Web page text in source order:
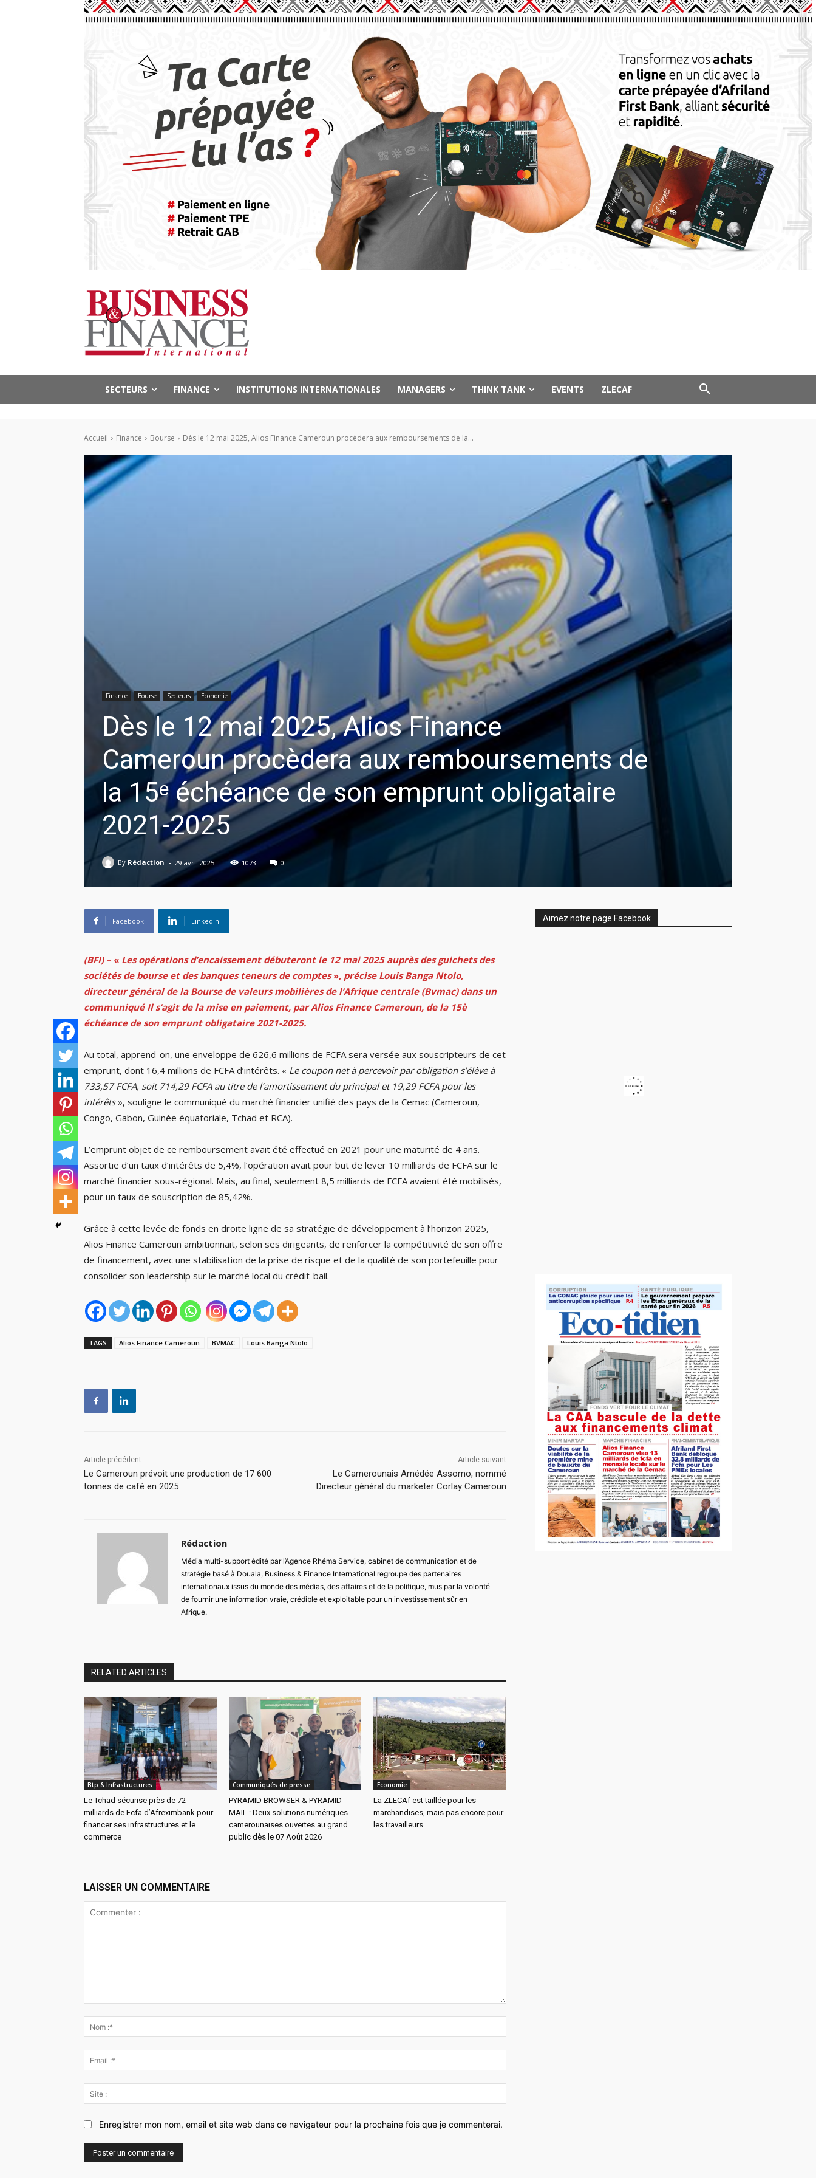
SECTEURS FINANCE INSTITUTIONS INTERNATIONALES MANAGERS THINK TANK EVENTS ZLECAF
Accueil Finance Bourse Dès le 12 mai 2025, Alios Finance Cameroun procèdera aux remboursements de la...
Finance Bourse Secteurs Economie
Dès le 12 mai 2025, Alios Finance
Cameroun procèdera aux remboursements de
la 15ᵉ échéance de son emprunt obligataire
2021-2025
By Rédaction - 29 avril 2025 1073 0
Facebook Linkedin
(BFI) – « Les opérations d’encaissement débuteront le 12 mai 2025 auprès des guichets des
sociétés de bourse et des banques teneurs de comptes», précise Louis Banga Ntolo,
directeur général de la Bourse de valeurs mobilières de l’Afrique centrale (Bvmac) dans un
communiqué Il s’agit de la mise en paiement, par Alios Finance Cameroun, de la 15è
échéance de son emprunt obligataire 2021-2025.
Au total, apprend-on, une enveloppe de 626,6 millions de FCFA sera versée aux souscripteurs de cet
emprunt, dont 16,4 millions de FCFA d’intérêts. « Le coupon net à percevoir par obligation s’élève à
733,57 FCFA, soit 714,29 FCFA au titre de l’amortissement du principal et 19,29 FCFA pour les
intérêts», souligne le communiqué du marché financier unifié des pays de la Cemac (Cameroun,
Congo, Gabon, Guinée équatoriale, Tchad et RCA).
L’emprunt objet de ce remboursement avait été effectué en 2021 pour une maturité de 4 ans.
Assortie d’un taux d’intérêts de 5,4%, l’opération avait pour but de lever 10 milliards de FCFA sur le
marché financier sous-régional. Mais, au final, seulement 8,5 milliards de FCFA avaient été mobilisés,
pour un taux de souscription de 85,42%.
Grâce à cette levée de fonds en droite ligne de sa stratégie de développement à l’horizon 2025,
Alios Finance Cameroun ambitionnait, selon ses dirigeants, de renforcer la compétitivité de son offre
de financement, avec une stabilisation de la prise de risque et de la qualité de son portefeuille pour
consolider son leadership sur le marché local du crédit-bail.
TAGS Alios Finance Cameroun BVMAC Louis Banga Ntolo
Article précédent
Le Cameroun prévoit une production de 17 600
tonnes de café en 2025
Article suivant
Le Camerounais Amédée Assomo, nommé
Directeur général du marketer Corlay Cameroun
Rédaction
Média multi-support édité par l’Agence Rhéma Service, cabinet de communication et de
stratégie basé à Douala, Business & Finance International regroupe des partenaires
internationaux issus du monde des médias, des affaires et de la politique, mus par la volonté
de fournir une information vraie, crédible et exploitable pour un investissement sûr en
Afrique.
RELATED ARTICLES
Btp & Infrastructures
Le Tchad sécurise près de 72
milliards de Fcfa d’Afreximbank pour
financer ses infrastructures et le
commerce
Communiqués de presse
PYRAMID BROWSER & PYRAMID
MAIL : Deux solutions numériques
camerounaises ouvertes au grand
public dès le 07 Août 2026
Economie
La ZLECAf est taillée pour les
marchandises, mais pas encore pour
les travailleurs
LAISSER UN COMMENTAIRE
:*
:*
:
Enregistrer mon nom, email et site web dans ce navigateur pour la prochaine fois que je commenterai.
Aimez notre page Facebook